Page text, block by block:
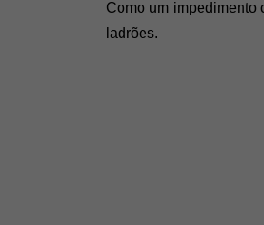
Como um impedimento
ladrões.